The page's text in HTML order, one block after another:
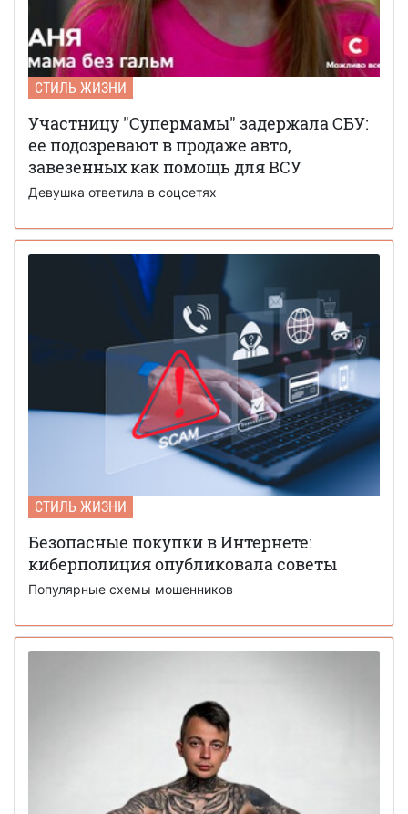
СТИЛЬ ЖИЗНИ
Участницу "Супермамы" задержала СБУ:
ее подозревают в продаже авто,
завезенных как помощь для ВСУ
Девушка ответила в соцсетях
СТИЛЬ ЖИЗНИ
Безопасные покупки в Интернете:
киберполиция опубликовала советы
Популярные схемы мошенников